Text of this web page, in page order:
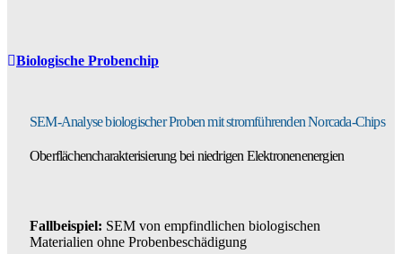
Biologische Probenchip
SEM-Analyse biologischer Proben mit stromführenden Norcada-Chips
Oberflächencharakterisierung bei niedrigen Elektronenenergien
Fallbeispiel: SEM von empfindlichen biologischen
Materialien ohne Probenbeschädigung